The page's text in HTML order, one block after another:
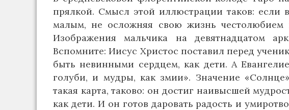
прялкой. Смысл этой иллюстрации таков: если
малым, не осложняя свою жизнь
Изображения мальчика на девятнадцатом
Вспомните: Иисус Христос поставил перед
быть невинными сердцем, как дети. А
голуби, и мудры, как змии». Значение
такая карта, таково: он достиг наивысшей
как дети. И он готов даровать радость и